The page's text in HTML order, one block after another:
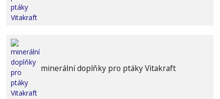
minerální doplňky pro ptáky Vitakraft